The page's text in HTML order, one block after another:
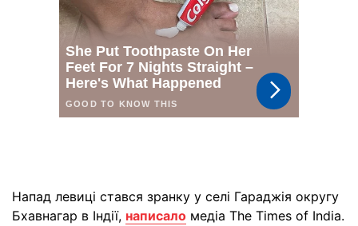
Напад левиці стався зранку у селі Гараджія округу
Бхавнагар в Індії, написало медіа The Times of India.